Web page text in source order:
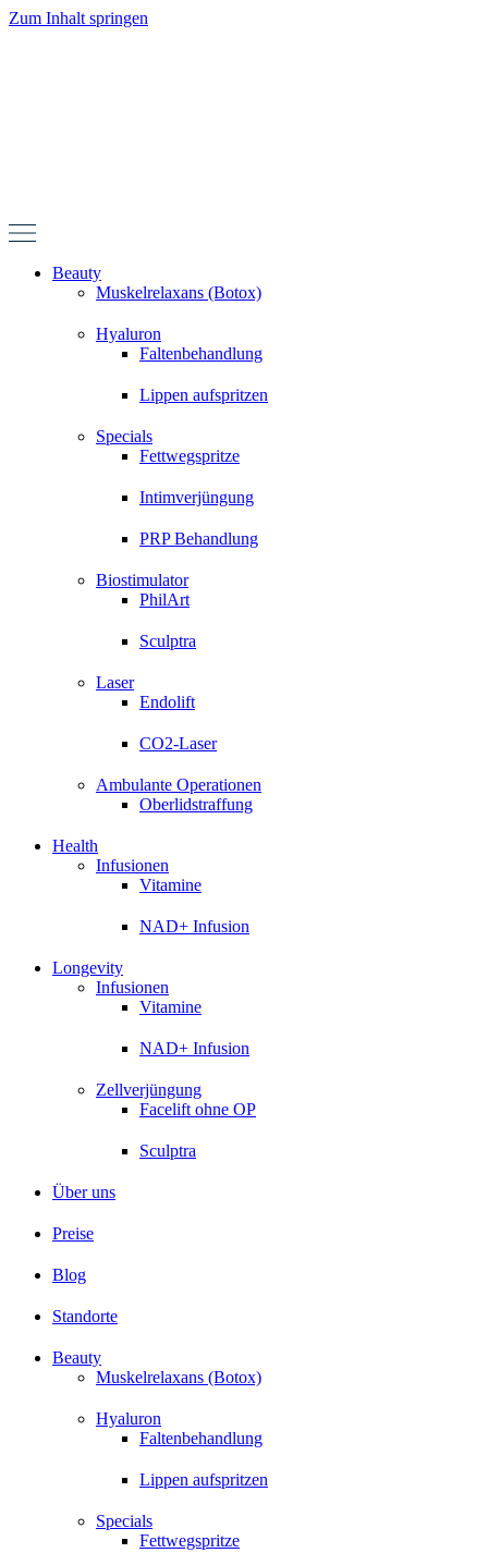
Zum Inhalt springen
Beauty
Muskelrelaxans (Botox)
Hyaluron
Faltenbehandlung
Lippen aufspritzen
Specials
Fettwegspritze
Intimverjüngung
PRP Behandlung
Biostimulator
PhilArt
Sculptra
Laser
Endolift
CO2-Laser
Ambulante Operationen
Oberlidstraffung
Health
Infusionen
Vitamine
NAD+ Infusion
Longevity
Infusionen
Vitamine
NAD+ Infusion
Zellverjüngung
Facelift ohne OP
Sculptra
Über uns
Preise
Blog
Standorte
Beauty
Muskelrelaxans (Botox)
Hyaluron
Faltenbehandlung
Lippen aufspritzen
Specials
Fettwegspritze